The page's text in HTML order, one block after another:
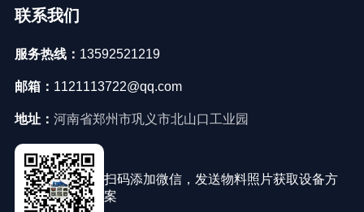
联系我们
服务热线： 13592521219
邮箱： 1121113722@qq.com
地址： 河南省郑州市巩义市北山口工业园
扫码添加微信，发送物料照片获取设备方
案